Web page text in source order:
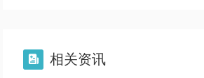
 相关资讯